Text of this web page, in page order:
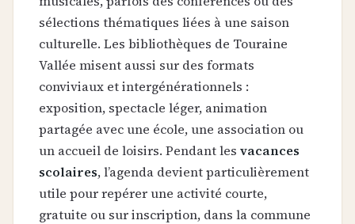
sélections thématiques liées à une saison
culturelle. Les bibliothèques de Touraine
Vallée misent aussi sur des formats
conviviaux et intergénérationnels :
exposition, spectacle léger, animation
partagée avec une école, une association ou
un accueil de loisirs. Pendant les vacances
scolaires, l’agenda devient particulièrement
utile pour repérer une activité courte,
gratuite ou sur inscription, dans la commune